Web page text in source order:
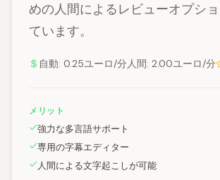
めの人間によるレビューオプシ
ています。
自動: 0.25ユーロ/分人間: 2.00ユーロ/分
メリット
強力な多言語サポート
専用の字幕エディター
人間による文字起こしが可能